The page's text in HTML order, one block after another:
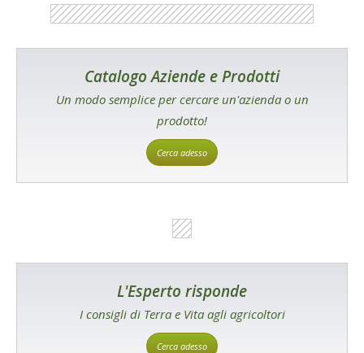
Catalogo Aziende e Prodotti
Un modo semplice per cercare un'azienda o un
prodotto!
Cerca adesso
L'Esperto risponde
I consigli di Terra e Vita agli agricoltori
Cerca adesso